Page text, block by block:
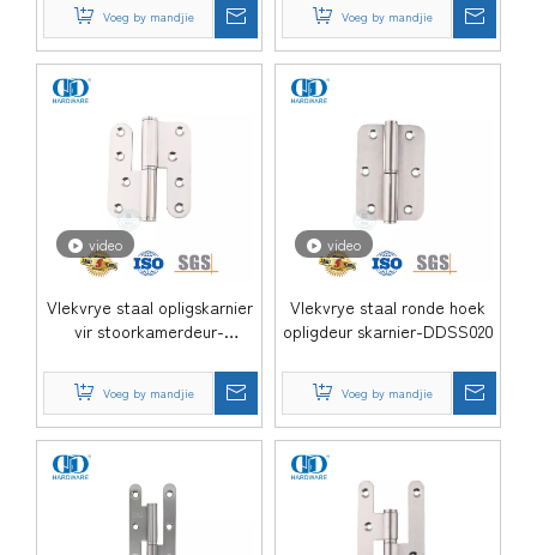
Voeg by mandjie Voeg by mandjie
video
Vlekvrye staal opligskarnier
vir stoorkamerdeur-
Voeg by mandjie
video
Vlekvrye staal ronde hoek
opligdeur skarnier-DDSS020
Voeg by mandjie